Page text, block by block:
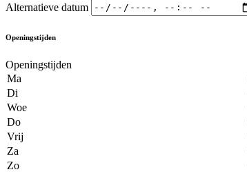
Alternatieve datum
Openingstijden
Openingstijden
Ma
Di
Woe
Do
Vrij
Za
Zo